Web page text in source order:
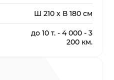
Ш 210 х В 180 см
до 10 т. - 4 000 - 3
200 км.